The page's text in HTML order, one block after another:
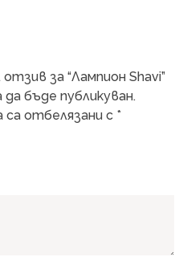
за “Лампион Shavi”
бъде публикуван.
отбелязани с *